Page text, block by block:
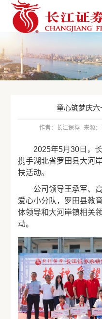
童心筑梦庆
作者：长江保荐 来源
2025年5月30日，长
携手湖北省罗田县大河
扶活动。
公司领导王承军、高
爱心小分队，罗田县教
体领导和大河岸镇相关
动。